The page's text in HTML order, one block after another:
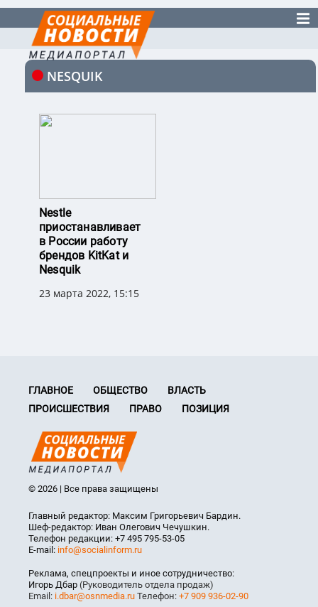
NESQUIK
Nestle
приостанавливает
в России работу
брендов KitKat и
Nesquik
23 марта 2022, 15:15
ГЛАВНОЕ ОБЩЕСТВО
ВЛАСТЬ
ПРОИСШЕСТВИЯ
ПРАВО ПОЗИЦИЯ
© 2026 | Все права защищены
Главный редактор: Максим Григорьевич Бардин.
Шеф-редактор: Иван Олегович Чечушкин.
Телефон редакции: +7 495 795-53-05
E-mail: info@socialinform.ru
Реклама, спецпроекты и иное сотрудничество:
Игорь Дбар (Руководитель отдела продаж)
Email: i.dbar@osnmedia.ru Телефон: +7 909 936-02-90